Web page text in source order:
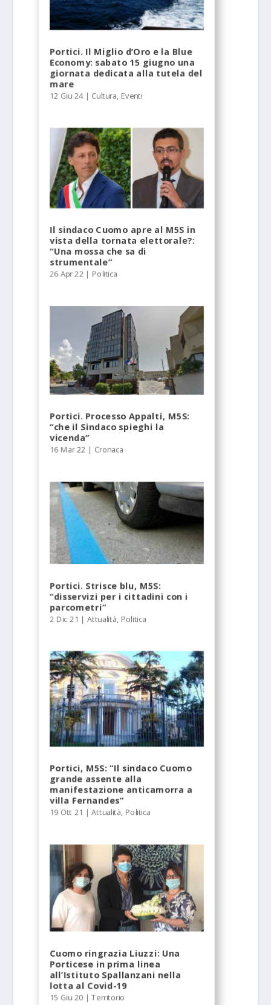
Portici. Il Miglio d’Oro e la Blue
Economy: sabato 15 giugno una
giornata dedicata alla tutela del
mare
12 Giu 24| Cultura, Eventi
Il sindaco Cuomo apre al M5S in
vista della tornata elettorale?:
“Una mossa che sa di
strumentale”
26 Apr 22 | Politica
Portici. Processo Appalti, M5S:
“che il Sindaco spieghi la
vicenda”
16 Mar 22 | Cronaca
Portici. Strisce blu, M5S:
“disservizi per i cittadini con i
parcometri”
2 Dic 21 |Attualità Politica
Portici, M5S: “Il sindaco Cuomo
grande assente alla
manifestazione anticamorra a
villa Fernandes”
19 Ott 21 |Attualità, Politica
Cuomo ringrazia Liuzzi: Una
Porticese in prima linea
all’Istituto Spallanzani nella
lotta al Covid-19
15 Giu 20 |Territorio